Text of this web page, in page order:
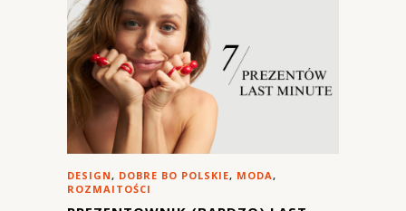
DESIGN, DOBRE BO POLSKIE, MODA,
ROZMAITOŚCI